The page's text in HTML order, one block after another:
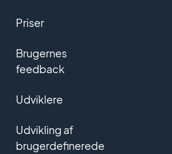
Priser
Brugernes
feedback
Udviklere
Udvikling af
brugerdefinerede